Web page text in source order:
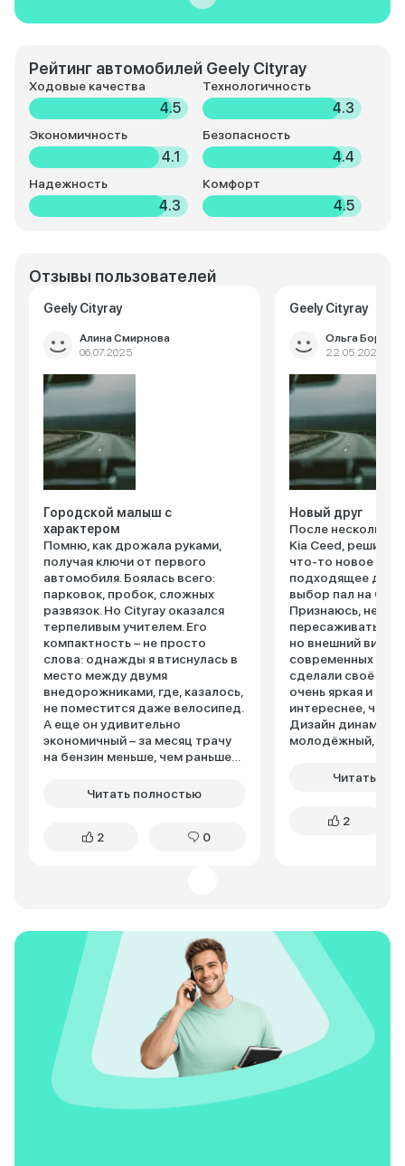
Рейтинг автомобилей Geely Cityray
Ходовые качества
4.5
Технологичность
4.3
Экономичность
4.1
Безопасность
4.4
Надежность
4.3
Комфорт
4.5
Отзывы пользователей
Geely Cityray
Алина Смирнова
06.07.2025
Городской малыш с
характером
Помню, как дрожала руками,
получая ключи от первого
автомобиля. Боялась всего:
парковок, пробок, сложных
развязок. Но Cityray оказался
терпеливым учителем. Его
компактность – не просто
слова: однажды я втиснулась в
место между двумя
внедорожниками, где, казалось,
не поместится даже велосипед.
А еще он удивительно
экономичный – за месяц трачу
на бензин меньше, чем раньше
просторно: подруга, ростом
подвеска? Да, первые пару
единой поломки. Если вы, как и я,
только начинаете водить –
Cityray подарит уверенность.
Читать полностью
2 0
Geely Cityray
Ольга
22.05.2025
Новый друг
После
Kia Ceed, решила
что-то новое и
подходящее для
выбор пал на
Признаюсь,
пересаживаться
но внешний вид и
современных
сделали своё
очень яркая и
интереснее, чем
Дизайн
молодёжный,
современно:
кнопочек. Самое
сугробам тоже
проблем. По
посадка выше,
очень нравится,
видно дорогу. В
Cityray отличный
кроссовер. Я
довольна
Ceed конечно
основном в
Читать
2